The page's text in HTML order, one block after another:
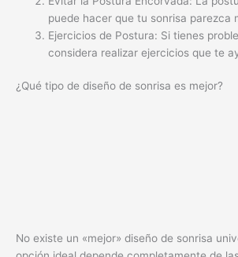
puede hacer que tu sonrisa parezca
Ejercicios de Postura: Si tienes
considera realizar ejercicios que te
¿Qué tipo de diseño de sonrisa es mejor?
No existe un «mejor» diseño de sonrisa